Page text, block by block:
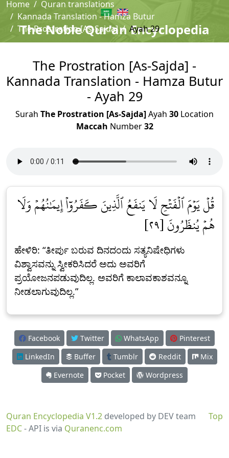
The Noble Qur'an Encyclopedia
Home
Quran translations
Kannada Translation - Hamza Butur
The Prostration [As-Sajda]
Ayah 29
The Prostration [As-Sajda] -
Kannada Translation - Hamza Butur
- Ayah 29
Surah The Prostration [As-Sajda]Ayah 30 Location
Maccah Number32
قُلۡ يَوۡمَ ٱلۡفَتۡحِ لَا يَنفَعُ ٱلَّذِينَ كَفَرُوٓاْ إِيمَٰنُهُمۡ وَلَا
هُمۡ يُنظَرُونَ [٢٩]
ಹೇಳಿರಿ: “ತೀರ್ಪು ಬರುವ ದಿನದಂದು ಸತ್ಯನಿಷೇಧಿಗಳು
ವಿಶ್ವಾಸವನ್ನು ಸ್ವೀಕರಿಸಿದರೆ ಅದು ಅವರಿಗೆ
ಪ್ರಯೋಜನಪಡುವುದಿಲ್ಲ. ಅವರಿಗೆ ಕಾಲಾವಕಾಶವನ್ನೂ
ನೀಡಲಾಗುವುದಿಲ್ಲ.”
Facebook Twitter WhatsApp
Pinterest
LinkedIn
Buffer Tumblr Reddit
Mix
Evernote
Pocket Wordpress
Top
Quran Encyclopedia V1.2 developed by DEV team
EDC- API is via Quranenc.com